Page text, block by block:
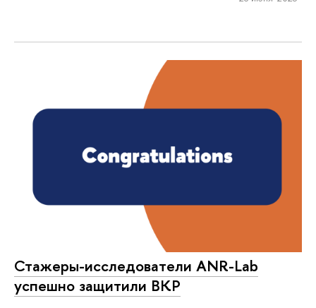
Стажеры-исследователи ANR-Lab
успешно защитили ВКР